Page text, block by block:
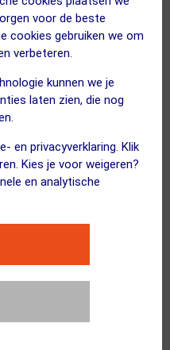
voor de beste
cookies gebruiken we om
verbeteren.
kunnen we je
laten zien, die nog
en privacyverklaring. Klik
Kies je voor weigeren?
en analytische
Rood Rechtshandig
Biologische Energiereep...